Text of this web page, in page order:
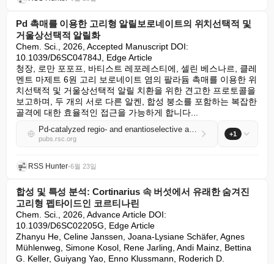
Pd 촉매를 이용한 고리형 알릴보로네이트의 위치선택적 및
거울상선택적 알릴화
Chem. Sci., 2026, Accepted Manuscript DOI:
10.1039/D6SC04784J, Edge Article
청장, 로만 포포프, 바티스트 레포레스티에, 셀린 베스나르, 클레
멘트 마제트 6원 고리 보로네이트 염의 팔라듐 촉매를 이용한 위
치선택적 및 거울상선택적 알릴 치환을 위한 견고한 프로토콜을
보고하며, 두 개의 서로 다른 알켄, 합성 붕소를 포함하는 복잡한
골격에 대한 효율적인 접근을 가능하게 합니다...
Pd-catalyzed regio- and enantioselective allylation of cyclic allylboronates
pubs.rsc.org
+1
RSS Hunter•6월 23일
합성 및 특성 분석: Cortinarius 속 버섯에서 유래한 숨겨진
고리형 펩타이드인 코르티나린
Chem. Sci., 2026, Advance Article DOI:
10.1039/D6SC02205G, Edge Article
Zhanyu He, Celine Janssen, Joana-Lysiane Schäfer, Agnes
Mühlenweg, Simone Kosol, Rene Jarling, Andi Mainz, Bettina
G. Keller, Guiyang Yao, Enno Klussmann, Roderich D.